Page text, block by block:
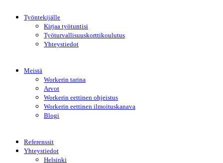
Työntekijälle
Kirjaa työtuntisi
Työturvallisuuskorttikoulutus
Yhteystiedot
Meistä
Workerin tarina
Arvot
Workerin eettinen ohjeistus
Workerin eettinen ilmoituskanava
Blogi
Referenssit
Yhteystiedot
Helsinki